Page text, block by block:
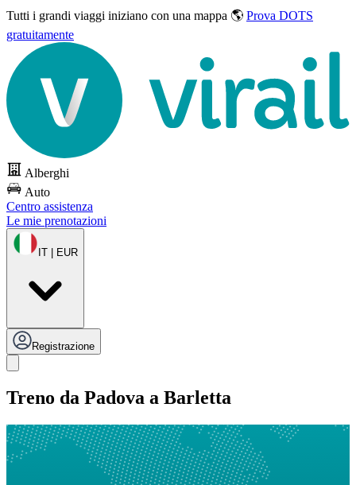
Tutti i grandi viaggi iniziano con una mappa 🌎 Prova DOTS
gratuitamente
Alberghi
Auto
Centro assistenza
Le mie prenotazioni
IT | EUR
Registrazione
Treno da Padova a Barletta